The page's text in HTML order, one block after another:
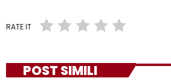
RATE IT
POST SIMILI